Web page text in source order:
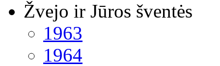
Žvejo ir Jūros šventės
1963
1964